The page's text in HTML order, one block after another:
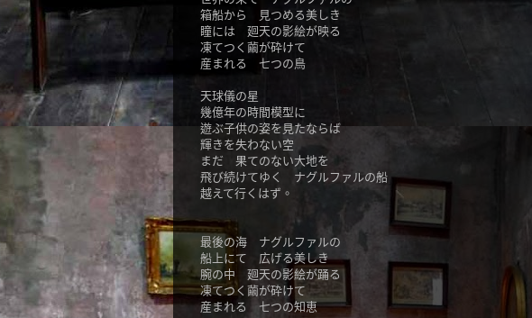
箱船から 見つめる美しき
瞳には 廻天の影絵が映る
凍てつく繭が砕けて
産まれる 七つの鳥
天球儀の星
幾億年の時間模型に
遊ぶ子供の姿を見たならば
輝きを失わない空
まだ 果てのない大地を
飛び続けてゆく ナグルファルの船
越えて行くはず。
最後の海 ナグルファルの
船上にて 広げる美しき
腕の中 廻天の影絵が踊る
凍てつく繭が砕けて
産まれる 七つの知恵